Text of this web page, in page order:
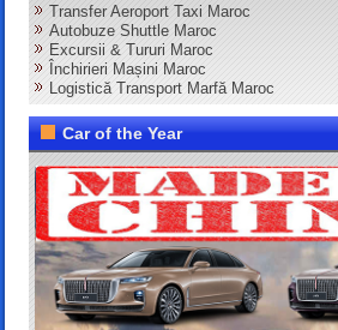
Transfer Aeroport Taxi Maroc
Autobuze Shuttle Maroc
Excursii & Tururi Maroc
Închirieri Mașini Maroc
Logistică Transport Marfă Maroc
Car of the Year